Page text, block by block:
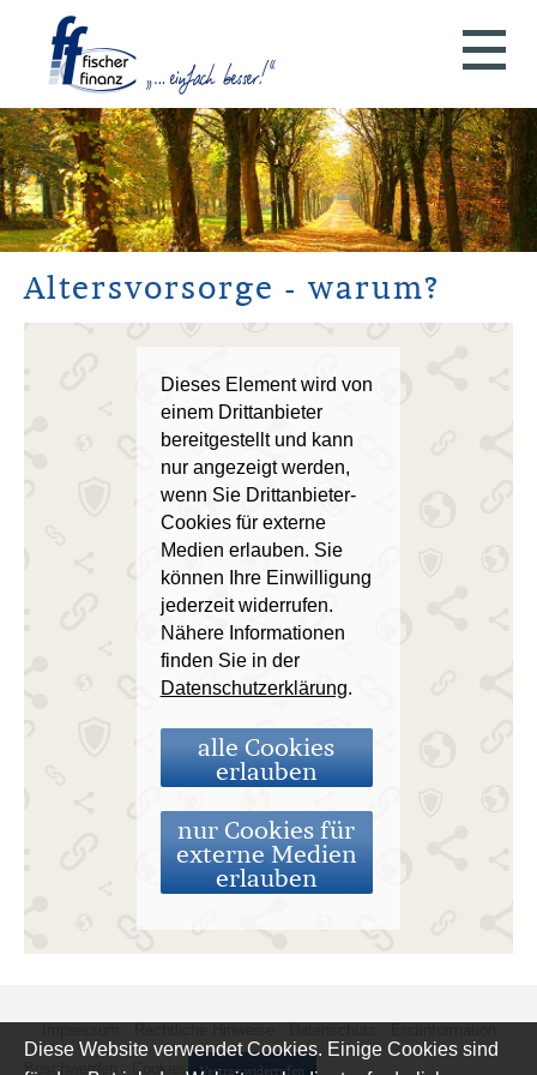
Alters­vorsorge - warum?
Dieses Element wird von
einem Drittanbieter
bereitgestellt und kann
nur angezeigt werden,
wenn Sie Drittanbieter-
Cookies für externe
Medien erlauben. Sie
können Ihre Einwilligung
jederzeit widerrufen.
Nähere Informationen
finden Sie in der
Datenschutzerklärung.
alle Cookies
erlauben
nur Cookies für
externe Medien
erlauben
Beschwerden · Cookies Vertrag widerrufen
Diese Website verwendet Cookies. Einige Cookies sind